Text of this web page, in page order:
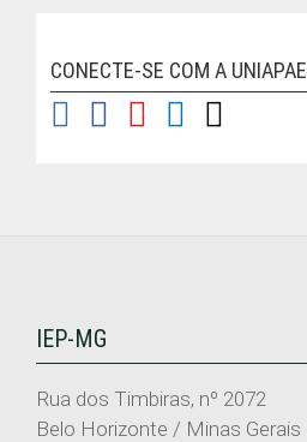
CONECTE-SE COM A UNIAPAE
IEP-MG
Rua dos Timbiras, nº 2072
Belo Horizonte / Minas Gerais